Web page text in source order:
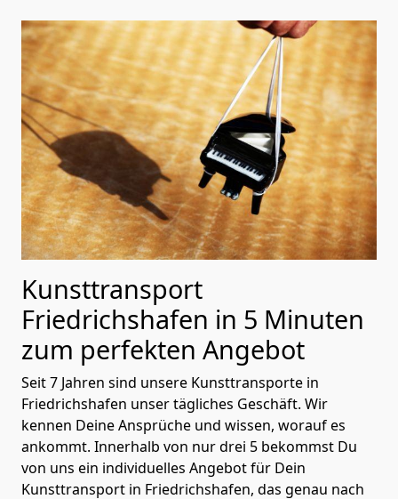
Kunsttransport
Friedrichshafen in 5 Minuten
zum perfekten Angebot
Seit 7 Jahren sind unsere Kunsttransporte in
Friedrichshafen unser tägliches Geschäft. Wir
kennen Deine Ansprüche und wissen, worauf es
ankommt. Innerhalb von nur drei 5 bekommst Du
von uns ein individuelles Angebot für Dein
Kunsttransport in Friedrichshafen, das genau nach